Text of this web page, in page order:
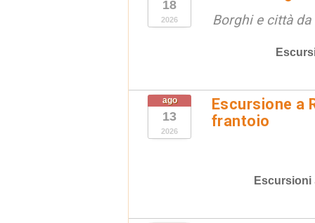
18
2026 Borghi e città
ago
13
2026
Escursione a
frantoio
Escursioni